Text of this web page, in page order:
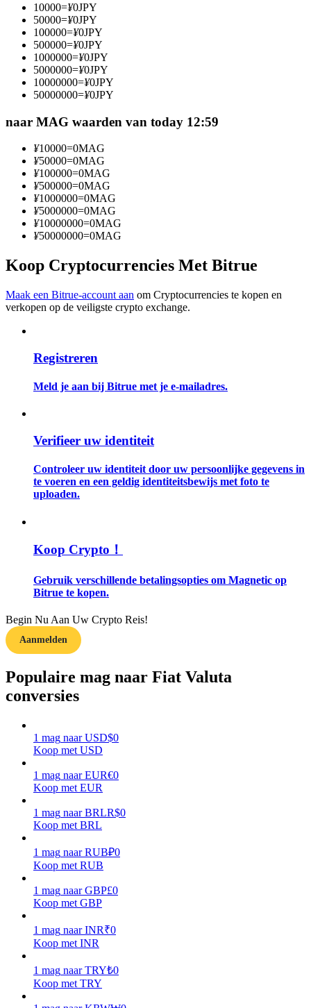
Word een Copy Trader
Big data-analyse inclusief handelsinformatie, enz.
Futures-startgids
Handelsstrategieën
Verdienen
Macht varkentje
Verdien dagelijks competitieve beloningen
10000=¥0JPY
50000=¥0JPY
100000=¥0JPY
500000=¥0JPY
1000000=¥0JPY
5000000=¥0JPY
10000000=¥0JPY
50000000=¥0JPY
naar MAG waarden van today 12:59
¥10000=0MAG
¥50000=0MAG
¥100000=0MAG
¥500000=0MAG
¥1000000=0MAG
¥5000000=0MAG
¥10000000=0MAG
¥50000000=0MAG
Koop Cryptocurrencies Met Bitrue
Maak een Bitrue-account aan om Cryptocurrencies te kopen en
verkopen op de veiligste crypto exchange.
Registreren
Meld je aan bij Bitrue met je e-mailadres.
Verifieer uw identiteit
Controleer uw identiteit door uw persoonlijke gegevens in
te voeren en een geldig identiteitsbewijs met foto te
uploaden.
Koop Crypto！
Gebruik verschillende betalingsopties om Magnetic op
Bitrue te kopen.
Begin Nu Aan Uw Crypto Reis!
Aanmelden
Populaire mag naar Fiat Valuta
conversies
1 mag naar USD$0
Koop met USD
1 mag naar EUR€0
Koop met EUR
1 mag naar BRLR$0
Koop met BRL
1 mag naar RUB₽0
Koop met RUB
1 mag naar GBP£0
Koop met GBP
1 mag naar INR₹0
Koop met INR
1 mag naar TRY₺0
Koop met TRY